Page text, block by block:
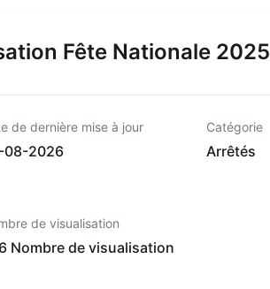
Fête Nationale 2025
de dernière mise à jour
08-2026
Catégorie
Arrêtés
de visualisation
Nombre de visualisation